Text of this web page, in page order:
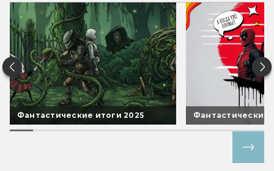
Фантастические итоги 2025 Фантастические